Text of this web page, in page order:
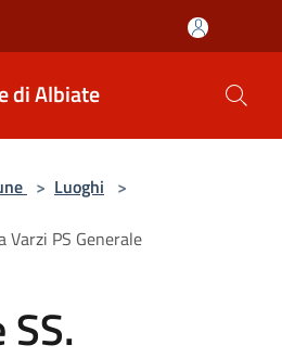
di Albiate
> Luoghi >
Varzi PS Generale